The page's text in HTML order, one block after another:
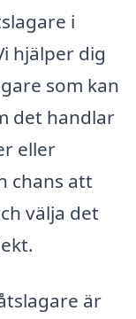
i
hjälper dig
som kan
det handlar
eller
chans att
välja det
är